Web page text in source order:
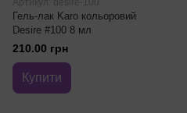
Артикул: desire-100
Гель-лак Karo кольоровий
Desire #100 8 мл
210.00 грн
Купити